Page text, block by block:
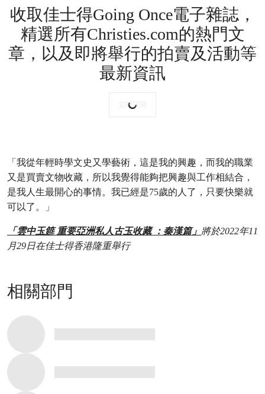
收取佳士得Going Once電子雜誌，
精選所有Christies.com的熱門文
章，以及即將舉行的拍賣及活動等
最新資訊
立即訂閱
「我從年輕時學文史又學藝術，這是我的興趣，而我的職業
又是買賣文物收藏，所以我覺得能夠把興趣與工作相結合，
是我人生最開心的事情。我已經是75歲的人了，只要快樂就
可以了。」
「雲中玉筵 重要亞洲私人古玉收藏 ：秦漢篇」 將於2022年11
月29日在佳士得香港隆重舉行
相關部門